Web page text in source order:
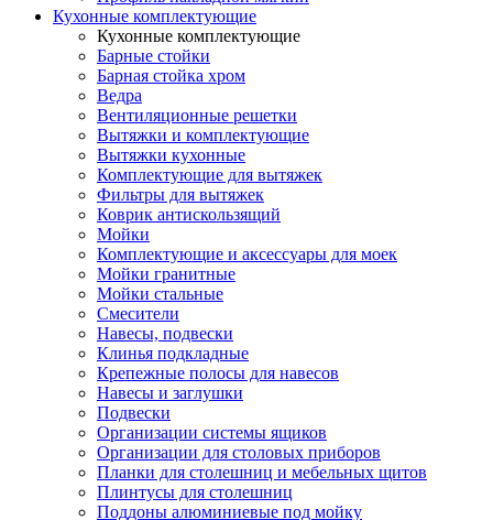
Кухонные комплектующие
Кухонные комплектующие
Барные стойки
Барная стойка хром
Ведра
Вентиляционные решетки
Вытяжки и комплектующие
Вытяжки кухонные
Комплектующие для вытяжек
Фильтры для вытяжек
Коврик антискользящий
Мойки
Комплектующие и аксессуары для моек
Мойки гранитные
Мойки стальные
Смесители
Навесы, подвески
Клинья подкладные
Крепежные полосы для навесов
Навесы и заглушки
Подвески
Организации системы ящиков
Организации для столовых приборов
Планки для столешниц и мебельных щитов
Плинтусы для столешниц
Поддоны алюминиевые под мойку